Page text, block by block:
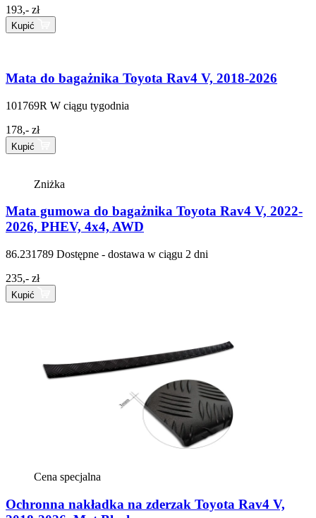
193,- zł
Kupić
Mata do bagażnika Toyota Rav4 V, 2018-2026
101769R W ciągu tygodnia
178,- zł
Kupić
Zniżka
Mata gumowa do bagażnika Toyota Rav4 V, 2022-
2026, PHEV, 4x4, AWD
86.231789 Dostępne - dostawa w ciągu 2 dni
235,- zł
Kupić
Cena specjalna
Ochronna nakładka na zderzak Toyota Rav4 V,